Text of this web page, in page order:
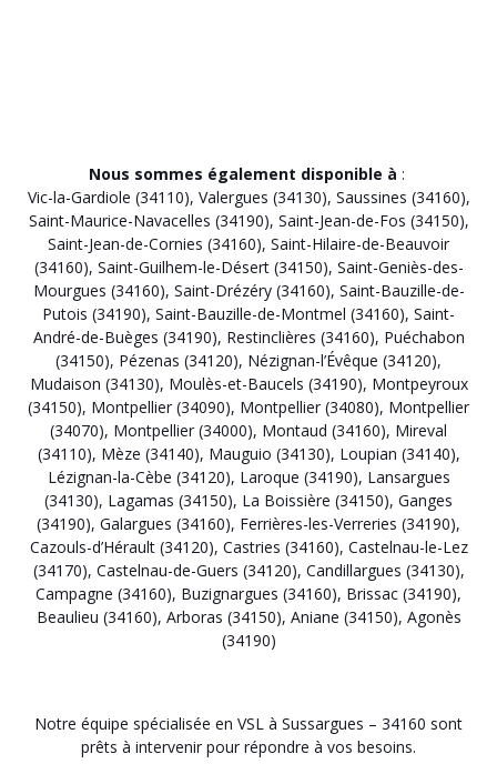
Nous sommes également disponible à :
Vic-la-Gardiole (34110), Valergues (34130), Saussines (34160),
Saint-Maurice-Navacelles (34190), Saint-Jean-de-Fos (34150),
Saint-Jean-de-Cornies (34160), Saint-Hilaire-de-Beauvoir
(34160), Saint-Guilhem-le-Désert (34150), Saint-Geniès-des-
Mourgues (34160), Saint-Drézéry (34160), Saint-Bauzille-de-
Putois (34190), Saint-Bauzille-de-Montmel (34160), Saint-
André-de-Buèges (34190), Restinclières (34160), Puéchabon
(34150), Pézenas (34120), Nézignan-l’Évêque (34120),
Mudaison (34130), Moulès-et-Baucels (34190), Montpeyroux
(34150), Montpellier (34090), Montpellier (34080), Montpellier
(34070), Montpellier (34000), Montaud (34160), Mireval
(34110), Mèze (34140), Mauguio (34130), Loupian (34140),
Lézignan-la-Cèbe (34120), Laroque (34190), Lansargues
(34130), Lagamas (34150), La Boissière (34150), Ganges
(34190), Galargues (34160), Ferrières-les-Verreries (34190),
Cazouls-d’Hérault (34120), Castries (34160), Castelnau-le-Lez
(34170), Castelnau-de-Guers (34120), Candillargues (34130),
Campagne (34160), Buzignargues (34160), Brissac (34190),
Beaulieu (34160), Arboras (34150), Aniane (34150), Agonès
(34190)
Notre équipe spécialisée en VSL à Sussargues – 34160 sont
prêts à intervenir pour répondre à vos besoins.